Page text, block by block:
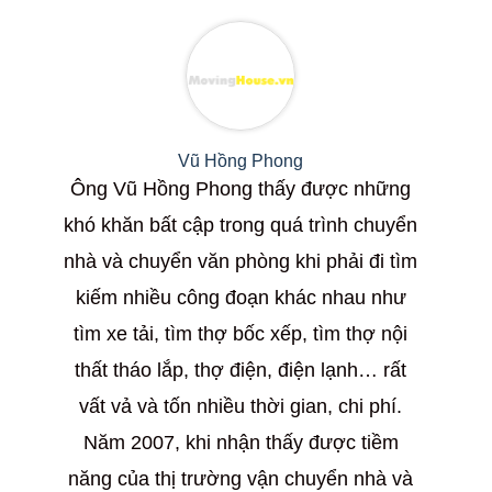
Vũ Hồng Phong
Ông Vũ Hồng Phong thấy được những
khó khăn bất cập trong quá trình chuyển
nhà và chuyển văn phòng khi phải đi tìm
kiếm nhiều công đoạn khác nhau như
tìm xe tải, tìm thợ bốc xếp, tìm thợ nội
thất tháo lắp, thợ điện, điện lạnh… rất
vất vả và tốn nhiều thời gian, chi phí.
Năm 2007, khi nhận thấy được tiềm
năng của thị trường vận chuyển nhà và